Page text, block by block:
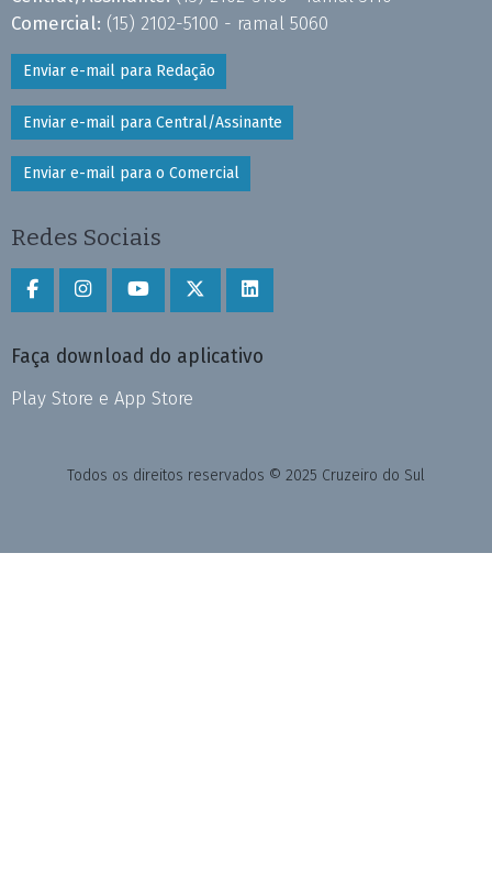
Comercial: (15) 2102-5100 - ramal 5060
Enviar e-mail para Redação
Enviar e-mail para Central/Assinante
Enviar e-mail para o Comercial
Redes Sociais
Faça download do aplicativo
Play Store e App Store
Todos os direitos reservados © 2025 Cruzeiro do Sul